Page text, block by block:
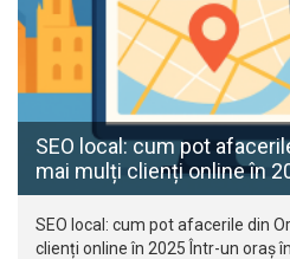
SEO local: cum pot
mai mulți clienți online în
SEO local: cum pot afacerile din
clienți online în 2025 Într-un oraș